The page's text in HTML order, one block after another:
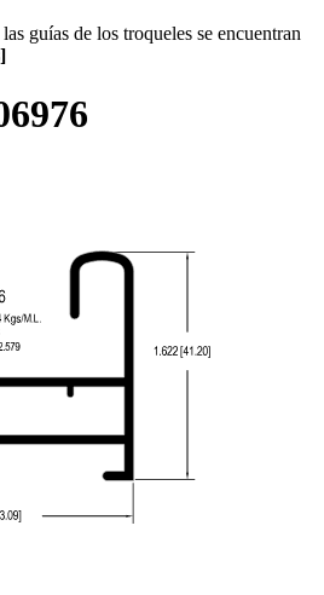
guías de los troqueles se encuentran